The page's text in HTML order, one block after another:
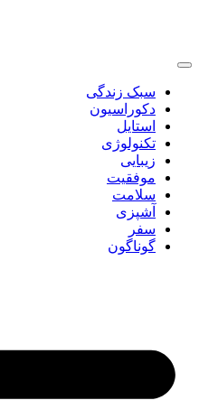
سبک زندگی
دکوراسیون
استایل
تکنولوژی
زیبایی
موفقیت
سلامت
آشپزی
سفر
گوناگون